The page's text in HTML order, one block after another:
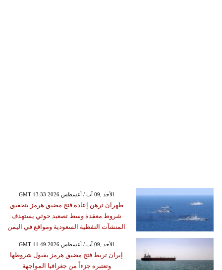
GMT 13:33 2026 الأحد ,09 آب / أغسطس
طهران ترهن إعادة فتح مضيق هرمز بتحقيق
شروط معقدة وسط تصعيد حوثي يستهدف
المنشآت النفطية السعودية ومواقع في اليمن
GMT 11:49 2026 الأحد ,09 آب / أغسطس
إيران تربط فتح مضيق هرمز بقبول شروطها
وتعتبره جزءاً من جغرافيا المواجهة